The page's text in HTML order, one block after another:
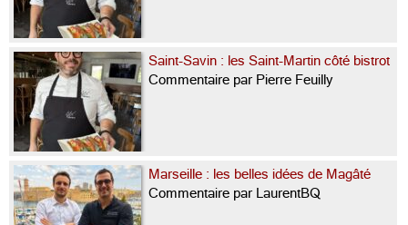
Saint-Savin : les Saint-Martin côté bistrot
Commentaire par Pierre Feuilly
Marseille : les belles idées de Magâté
Commentaire par LaurentBQ